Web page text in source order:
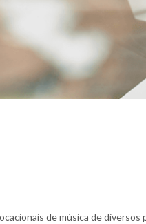
de música de